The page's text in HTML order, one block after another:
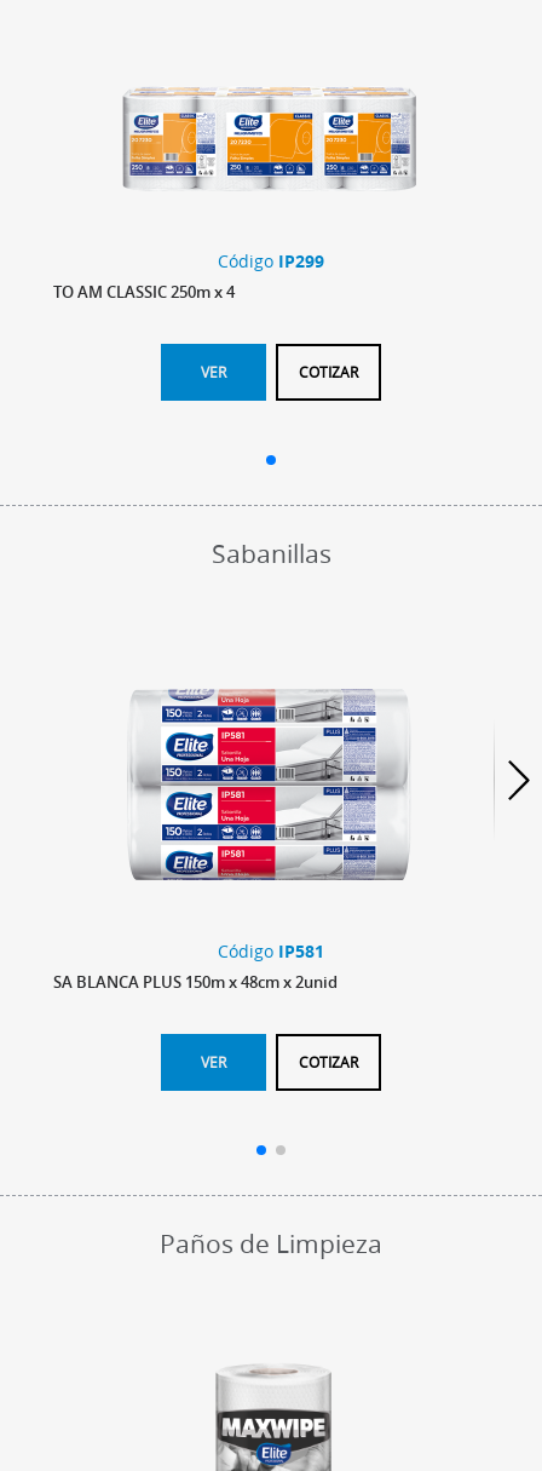
Código IP299
TO AM CLASSIC 250m x 4
VER COTIZAR
Sabanillas
Código IP581
SA BLANCA PLUS 150m x 48cm x 2unid
VER COTIZAR
Paños de Limpieza